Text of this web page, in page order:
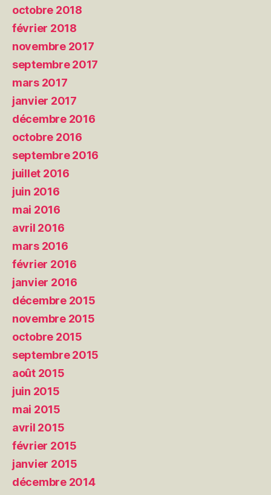
octobre 2018
février 2018
novembre 2017
septembre 2017
mars 2017
janvier 2017
décembre 2016
octobre 2016
septembre 2016
juillet 2016
juin 2016
mai 2016
avril 2016
mars 2016
février 2016
janvier 2016
décembre 2015
novembre 2015
octobre 2015
septembre 2015
août 2015
juin 2015
mai 2015
avril 2015
février 2015
janvier 2015
décembre 2014